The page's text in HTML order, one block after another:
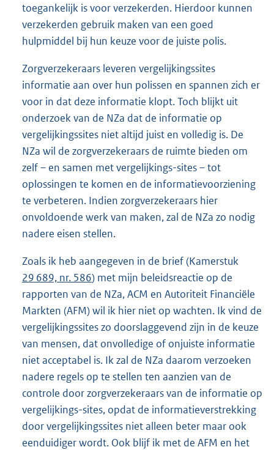
toegankelijk is voor verzekerden. Hierdoor kunnen
verzekerden gebruik maken van een goed
hulpmiddel bij hun keuze voor de juiste polis.
Zorgverzekeraars leveren vergelijkingssites
informatie aan over hun polissen en spannen zich er
voor in dat deze informatie klopt. Toch blijkt uit
onderzoek van de NZa dat de informatie op
vergelijkingssites niet altijd juist en volledig is. De
NZa wil de zorgverzekeraars de ruimte bieden om
zelf – en samen met vergelijkings-sites – tot
oplossingen te komen en de informatievoorziening
te verbeteren. Indien zorgverzekeraars hier
onvoldoende werk van maken, zal de NZa zo nodig
nadere eisen stellen.
Zoals ik heb aangegeven in de brief (Kamerstuk
29 689, nr. 586) met mijn beleidsreactie op de
rapporten van de NZa, ACM en Autoriteit Financiële
Markten (AFM) wil ik hier niet op wachten. Ik vind de
vergelijkingssites zo doorslaggevend zijn in de keuze
van mensen, dat onvolledige of onjuiste informatie
niet acceptabel is. Ik zal de NZa daarom verzoeken
nadere regels op te stellen ten aanzien van de
controle door zorgverzekeraars van de informatie op
vergelijkings-sites, opdat de informatieverstrekking
door vergelijkingssites niet alleen beter maar ook
eenduidiger wordt. Ook blijf ik met de AFM en het